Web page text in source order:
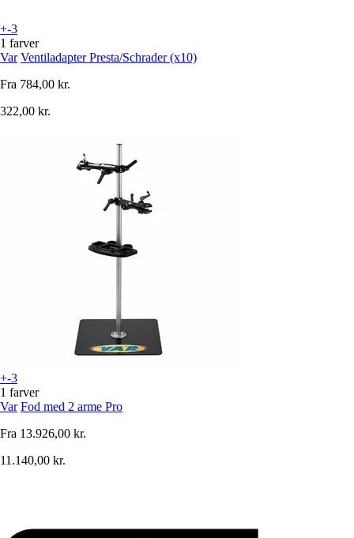
+-3
1 farver
Var Ventiladapter Presta/Schrader (x10)
Fra 784,00 kr.
322,00 kr.
+-3
1 farver
Var Fod med 2 arme Pro
Fra 13.926,00 kr.
11.140,00 kr.